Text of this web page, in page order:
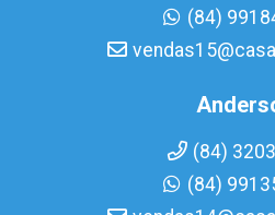
(84)
(84)
(84)